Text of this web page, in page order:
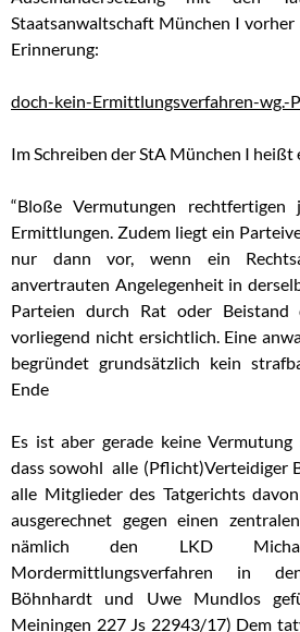
Staatsanwaltschaft München I
Erinnerung:
doch-kein-Ermittlungsverfahren-wg.-
Im Schreiben der StA München I heißt
“Bloße Vermutungen rechtfertigen
Ermittlungen. Zudem liegt ein
nur dann vor, wenn ein
anvertrauten Angelegenheit in
Parteien durch Rat oder
vorliegend nicht ersichtlich. Eine
begründet grundsätzlich kein
Ende
Es ist aber gerade keine Vermutung
dass sowohl alle (Pflicht)Verteidiger
alle Mitglieder des Tatgerichts
ausgerechnet gegen einen
nämlich den LKD
Mordermittlungsverfahren in
Böhnhardt und Uwe Mundlos
Meiningen 227 Js 22943/17) Dem